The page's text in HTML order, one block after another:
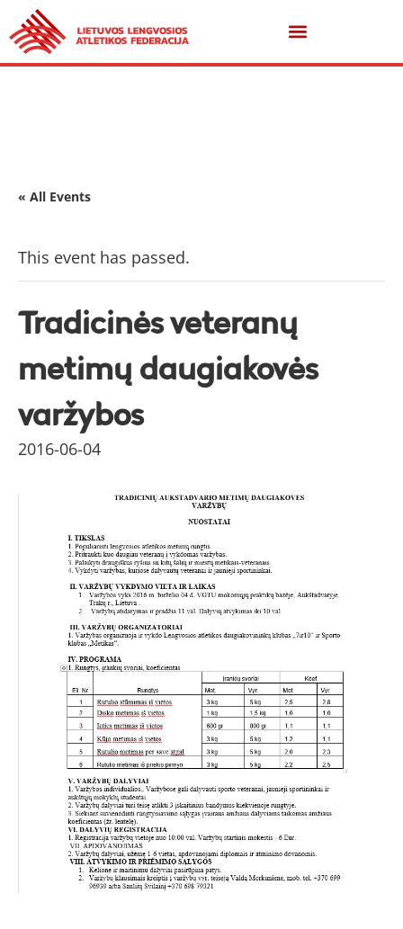
« All Events
This event has passed.
Tradicinės veteranų
metimų daugiakovės
varžybos
2016-06-04